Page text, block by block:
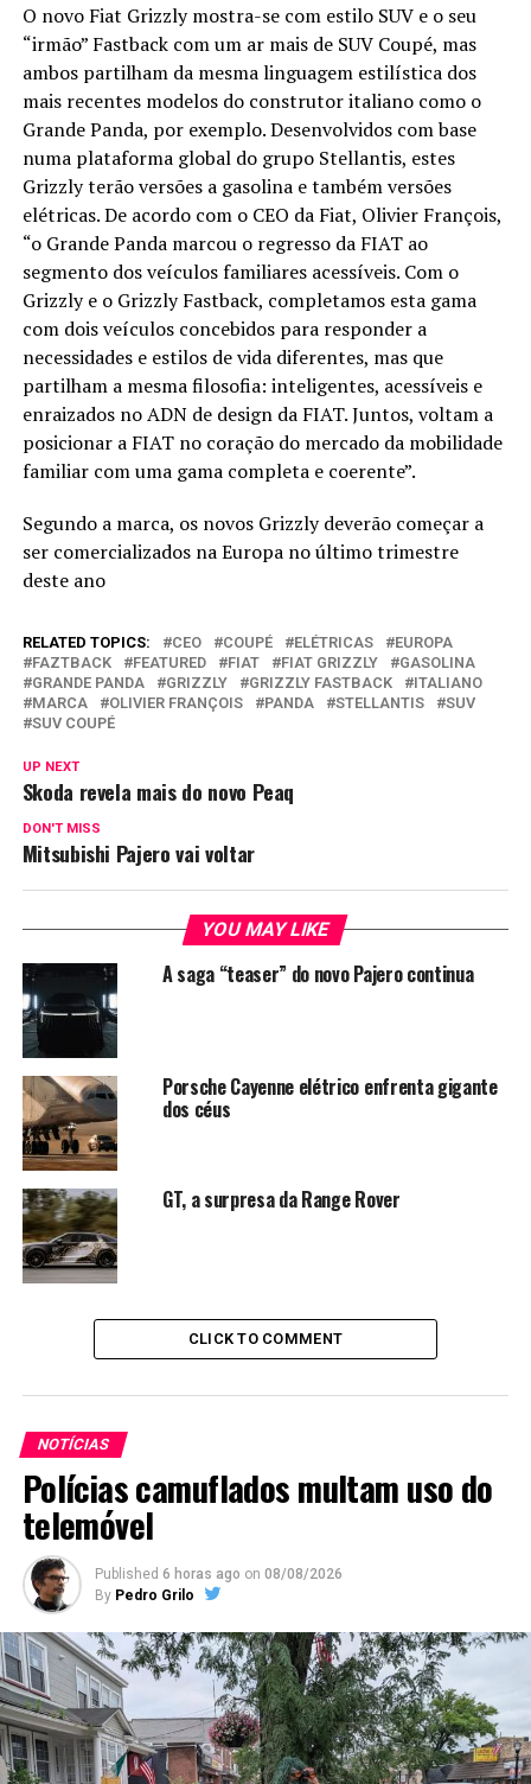
O novo Fiat Grizzly mostra-se com estilo SUV e o seu
“irmão” Fastback com um ar mais de SUV Coupé, mas
ambos partilham da mesma linguagem estilística dos
mais recentes modelos do construtor italiano como o
Grande Panda, por exemplo. Desenvolvidos com base
numa plataforma global do grupo Stellantis, estes
Grizzly terão versões a gasolina e também versões
elétricas. De acordo com o CEO da Fiat, Olivier François,
“o Grande Panda marcou o regresso da FIAT ao
segmento dos veículos familiares acessíveis. Com o
Grizzly e o Grizzly Fastback, completamos esta gama
com dois veículos concebidos para responder a
necessidades e estilos de vida diferentes, mas que
partilham a mesma filosofia: inteligentes, acessíveis e
enraizados no ADN de design da FIAT. Juntos, voltam a
posicionar a FIAT no coração do mercado da mobilidade
familiar com uma gama completa e coerente”.
Segundo a marca, os novos Grizzly deverão começar a
ser comercializados na Europa no último trimestre
deste ano
RELATED TOPICS: CEO COUPÉ ELÉTRICAS
EUROPA
FAZTBACK
FEATURED FIAT FIAT GRIZZLY
GASOLINA
GRANDE PANDA
GRIZZLY GRIZZLY FASTBACK
ITALIANO
MARCA
OLIVIER FRANÇOIS PANDA STELLANTIS
SUV
SUV COUPÉ
UP NEXT
Skoda revela mais do novo Peaq
DON'T MISS
Mitsubishi Pajero vai voltar
YOU MAY LIKE
A saga “teaser” do novo Pajero continua
Porsche Cayenne elétrico enfrenta gigante
dos céus
GT, a surpresa da Range Rover
CLICK TO COMMENT
NOTÍCIAS
Polícias camuflados multam uso do
telemóvel
Published 6 horas ago on 08/08/2026
By Pedro Grilo